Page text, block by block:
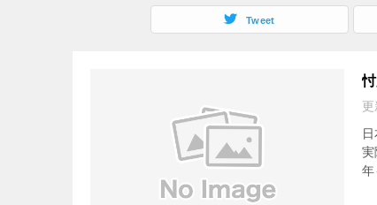
Tweet
更
実